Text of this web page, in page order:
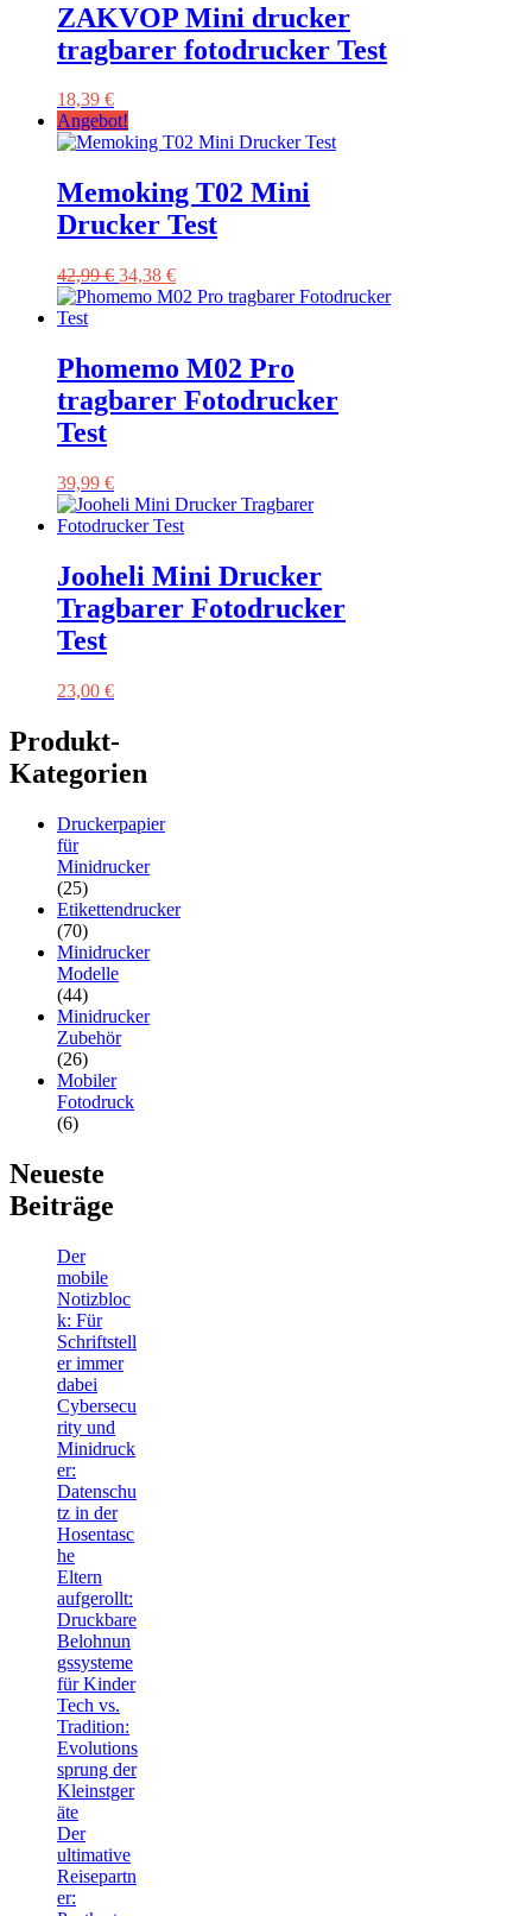
ZAKVOP Mini drucker
tragbarer fotodrucker Test
18,39 €
Angebot!
Memoking T02 Mini
Drucker Test
42,99€ Ursprünglicher
Preis
34,38 €Aktueller
Preis
Phomemo M02 Pro
tragbarer Fotodrucker
Test
39,99 €
Jooheli Mini Drucker
Tragbarer Fotodrucker
Test
23,00 €
Produkt-
Kategorien
Druckerpapier
für
Minidrucker
(25)
Etikettendrucker
(70)
Minidrucker
Modelle
(44)
Minidrucker
Zubehör
(26)
Mobiler
Fotodruck
(6)
Neueste
Beiträge
Der
mobile
Notizbloc
k: Für
Schriftstell
er immer
dabei
Cybersecu
rity und
Minidruck
er:
Datenschu
tz in der
Hosentasc
he
Eltern
aufgerollt:
Druckbare
Belohnun
gssysteme
für Kinder
Tech vs.
Tradition:
Evolutions
sprung der
Kleinstger
äte
Der
ultimative
Reisepartn
er: